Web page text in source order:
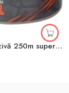
Bandă adezivă 250m super clear REX